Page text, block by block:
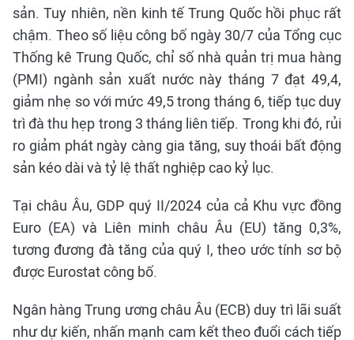
sản. Tuy nhiên, nền kinh tế Trung Quốc hồi phục rất
chậm. Theo số liệu công bố ngày 30/7 của Tổng cục
Thống kê Trung Quốc, chỉ số nhà quản trị mua hàng
(PMI) ngành sản xuất nước này tháng 7 đạt 49,4,
giảm nhẹ so với mức 49,5 trong tháng 6, tiếp tục duy
trì đà thu hẹp trong 3 tháng liên tiếp. Trong khi đó, rủi
ro giảm phát ngày càng gia tăng, suy thoái bất động
sản kéo dài và tỷ lệ thất nghiệp cao kỷ lục.
Tại châu Âu, GDP quý II/2024 của cả Khu vực đồng
Euro (EA) và Liên minh châu Âu (EU) tăng 0,3%,
tương đương đà tăng của quý I, theo ước tính sơ bộ
được Eurostat công bố.
Ngân hàng Trung ương châu Âu (ECB) duy trì lãi suất
như dự kiến, nhấn mạnh cam kết theo đuổi cách tiếp